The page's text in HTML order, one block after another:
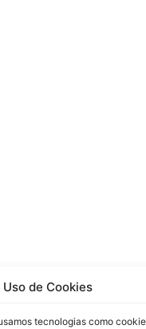
Uso de Cookies
tecnologias como